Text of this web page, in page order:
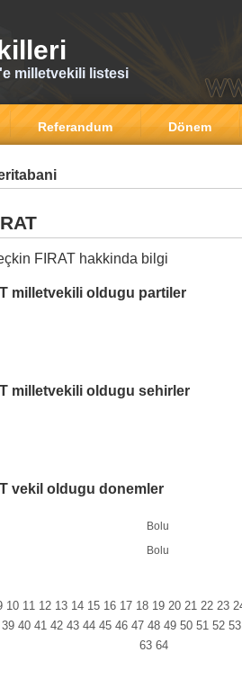
milletvekili listesi
Referandum Dönem
FIRAT hakkinda bilgi
milletvekili oldugu partiler
milletvekili oldugu sehirler
vekil oldugu donemler
Bolu
Bolu
10 11 12 13 14 15 16 17 18 19 20 21 22 23
39 40 41 42 43 44 45 46 47 48 49 50 51 52 53
63 64